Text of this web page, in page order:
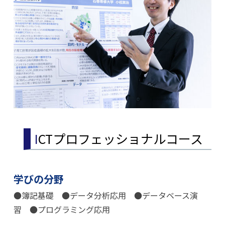
ICTプロフェッショナルコース
学びの分野
●簿記基礎 ●データ分析応用 ●データベース演
習 ●プログラミング応用